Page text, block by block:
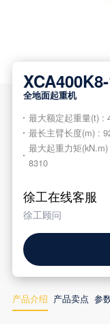
全地面起重机
最大额定起重量(t) :
最长主臂长度(m) :
最大起重力矩(kN.m)
8310
徐工在线客服
徐工顾问
产品介绍 产品卖点 参